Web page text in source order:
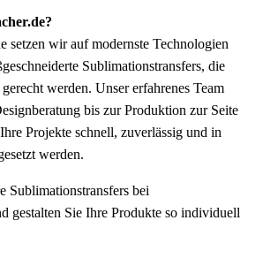
setzen wir auf modernste Technologien
Sublimationstransfers, die
werden. Unser erfahrenes Team
bis zur Produktion zur Seite
Projekte schnell, zuverlässig und in
werden.
Sublimationstransfers bei
gestalten Sie Ihre Produkte so individuell